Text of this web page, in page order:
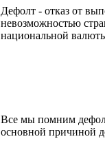
Дефолт - отказ от
невозможностью
национальной
Все мы помним
основной причиной